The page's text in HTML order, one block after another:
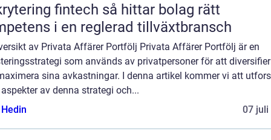
fintech så hittar bolag rätt
i en reglerad tillväxtbransch
av Privata Affärer Portfölj Privata Affärer Portfölj är en
som används av privatpersoner för att
sina avkastningar. I denna artikel kommer vi att
av denna strategi och...
07 juli